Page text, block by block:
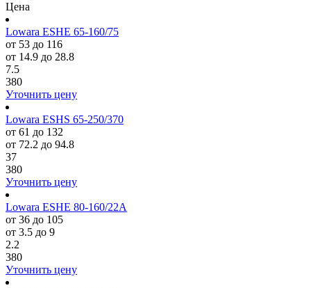
Цена
Lowara ESHE 65-160/75
от 53 до 116
от 14.9 до 28.8
7.5
380
Уточнить цену
Lowara ESHS 65-250/370
от 61 до 132
от 72.2 до 94.8
37
380
Уточнить цену
Lowara ESHE 80-160/22A
от 36 до 105
от 3.5 до 9
2.2
380
Уточнить цену